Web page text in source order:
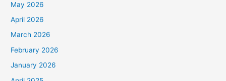
May 2026
April 2026
March 2026
February 2026
January 2026